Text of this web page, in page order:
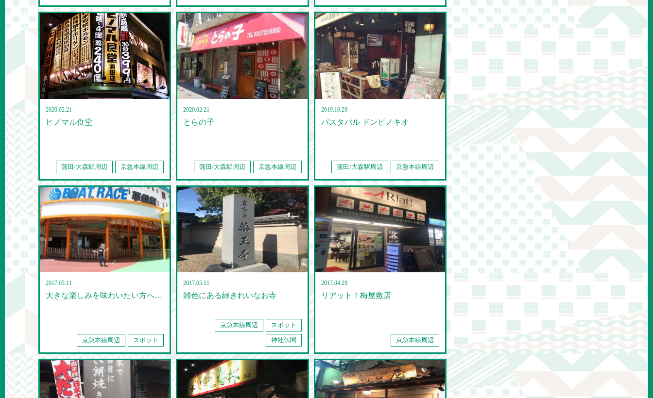
2020.02.21
ヒノマル食堂
蒲田/大森駅周辺 京急本線周辺
2020.02.21
とらの子
蒲田/大森駅周辺 京急本線周辺
2019.10.29
パスタバル ドンピノキオ
蒲田/大森駅周辺 京急本線周辺
2017.05.11
大きな楽しみを味わいたい方へ…
京急本線周辺 スポット
2017.05.11
雑色にある緑きれいなお寺
京急本線周辺 スポット
神社仏閣
2017.04.29
リアット！梅屋敷店
京急本線周辺